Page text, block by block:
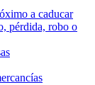
a caducar
pérdida, robo o